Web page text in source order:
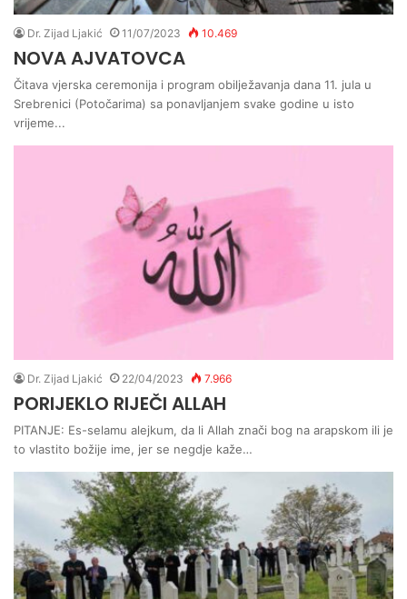
Dr. Zijad Ljakić 11/07/2023 10.469
NOVA AJVATOVCA
Čitava vjerska ceremonija i program obilježavanja dana 11. jula u
Srebrenici (Potočarima) sa ponavljanjem svake godine u isto
vrijeme...
Dr. Zijad Ljakić 22/04/2023 7.966
PORIJEKLO RIJEČI ALLAH
PITANJE: Es-selamu alejkum, da li Allah znači bog na arapskom ili je
to vlastito božije ime, jer se negdje kaže…